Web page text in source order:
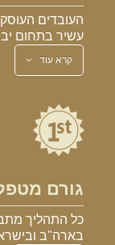
העובדים
עשיר בתחום
קרא עוד
גורם
כל התהליך
בארה"ב